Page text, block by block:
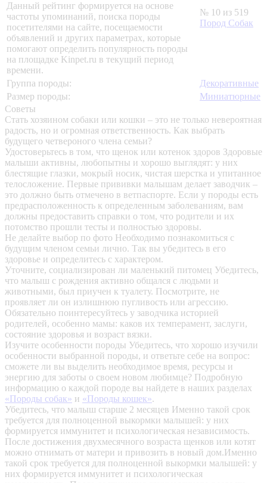
Данный рейтинг формируется на основе
частоты упоминаний, поиска породы
посетителями на сайте, посещаемости
объявлений и других параметрах, которые
помогают определить популярность породы
на площадке Kinpet.ru в текущий период
времени.
№ 10 из 519
Пород Собак
Группа породы:
Декоративные
Размер породы:
Миниатюрные
Советы
Стать хозяином собаки или кошки – это не только невероятная
радость, но и огромная ответственность. Как выбрать
будущего четвероного члена семьи?
Удостоверьтесь в том, что щенок или котенок здоров Здоровые
малыши активны, любопытны и хорошо выглядят: у них
блестящие глазки, мокрый носик, чистая шерстка и упитанное
телосложение. Первые прививки малышам делает заводчик –
это должно быть отмечено в ветпаспорте. Если у породы есть
предрасположенность к определенным заболеваниям, вам
должны предоставить справки о том, что родители и их
потомство прошли тесты и полностью здоровы.
Не делайте выбор по фото Необходимо познакомиться с
будущим членом семьи лично. Так вы убедитесь в его
здоровье и определитесь с характером.
Уточните, социализирован ли маленький питомец Убедитесь,
что малыш с рождения активно общался с людьми и
животными, был приучен к туалету. Посмотрите, не
проявляет ли он излишнюю пугливость или агрессию.
Обязательно поинтересуйтесь у заводчика историей
родителей, особенно мамы: каков их темперамент, заслуги,
состояние здоровья и возраст вязки.
Изучите особенности породы Убедитесь, что хорошо изучили
особенности выбранной породы, и ответьте себе на вопрос:
сможете ли вы выделить необходимое время, ресурсы и
энергию для заботы о своем новом любимце? Подробную
информацию о каждой породе вы найдете в наших разделах
«Породы собак» и «Породы кошек».
Убедитесь, что малыш старше 2 месяцев Именно такой срок
требуется для полноценной выкормки малышей: у них
формируется иммунитет и психологическая независимость.
После достижения двухмесячного возраста щенков или котят
можно отнимать от матери и привозить в новый дом.Именно
такой срок требуется для полноценной выкормки малышей: у
них формируется иммунитет и психологическая